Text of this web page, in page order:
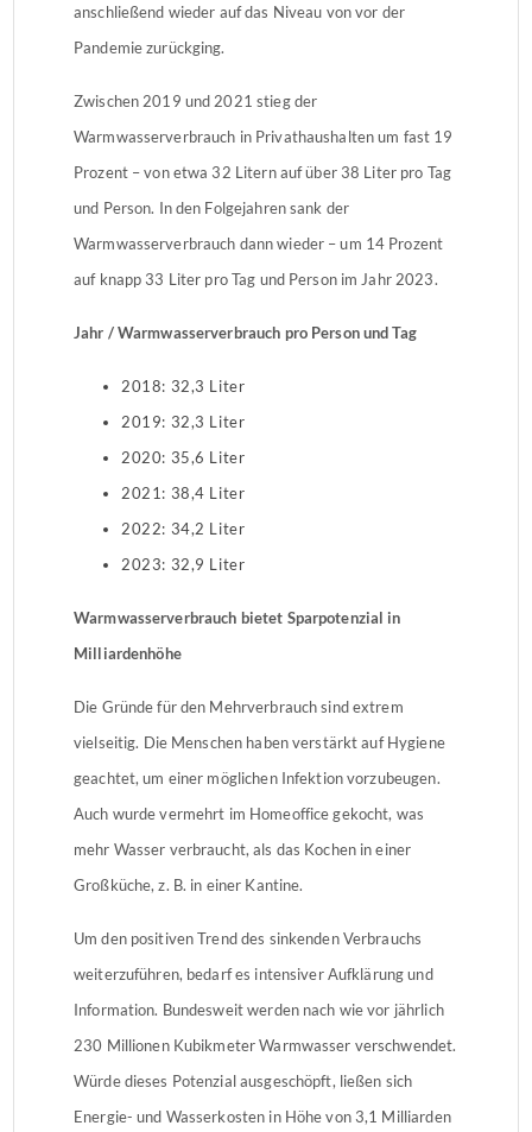
anschließend wieder auf das Niveau von vor der
Pandemie zurückging.
Zwischen 2019 und 2021 stieg der
Warmwasserverbrauch in Privathaushalten um fast 19
Prozent – von etwa 32 Litern auf über 38 Liter pro Tag
und Person. In den Folgejahren sank der
Warmwasserverbrauch dann wieder – um 14 Prozent
auf knapp 33 Liter pro Tag und Person im Jahr 2023.
Jahr / Warmwasserverbrauch pro Person und Tag
2018: 32,3 Liter
2019: 32,3 Liter
2020: 35,6 Liter
2021: 38,4 Liter
2022: 34,2 Liter
2023: 32,9 Liter
Warmwasserverbrauch bietet Sparpotenzial in
Milliardenhöhe
Die Gründe für den Mehrverbrauch sind extrem
vielseitig. Die Menschen haben verstärkt auf Hygiene
geachtet, um einer möglichen Infektion vorzubeugen.
Auch wurde vermehrt im Homeoffice gekocht, was
mehr Wasser verbraucht, als das Kochen in einer
Großküche, z. B. in einer Kantine.
Um den positiven Trend des sinkenden Verbrauchs
weiterzuführen, bedarf es intensiver Aufklärung und
Information. Bundesweit werden nach wie vor jährlich
230 Millionen Kubikmeter Warmwasser verschwendet.
Würde dieses Potenzial ausgeschöpft, ließen sich
Energie- und Wasserkosten in Höhe von 3,1 Milliarden